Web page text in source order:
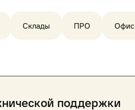
Склады ПРО Офис
поддержки